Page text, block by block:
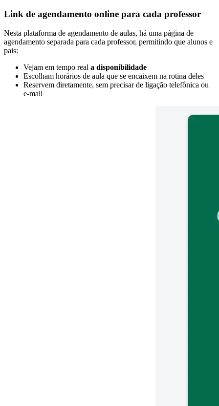
Link de agendamento online para cada professor
Nesta plataforma de agendamento de aulas, há uma página de
agendamento separada para cada professor, permitindo que alunos e
pais:
Vejam em tempo real a disponibilidade
Escolham horários de aula que se encaixem na rotina deles
Reservem diretamente, sem precisar de ligação telefônica ou
e-mail